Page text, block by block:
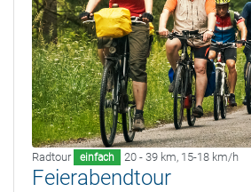
Radtour einfach 20 - 39 km, 15-18 km/h
Feierabendtour